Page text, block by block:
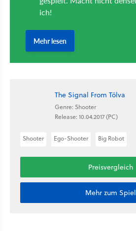
The Signal From Tölva
Genre: Shooter
Release: 10.04.2017 (PC)
Shooter Ego-Shooter Big Robot
Preisvergleich
Mehr zum Spiel